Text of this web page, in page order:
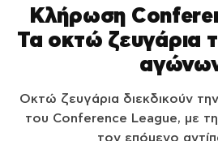
Κλήρωση
Τα οκτώ ζευγάρια
Οκτώ ζευγάρια διεκδικούν
του Conference League, με
τον επόμενο